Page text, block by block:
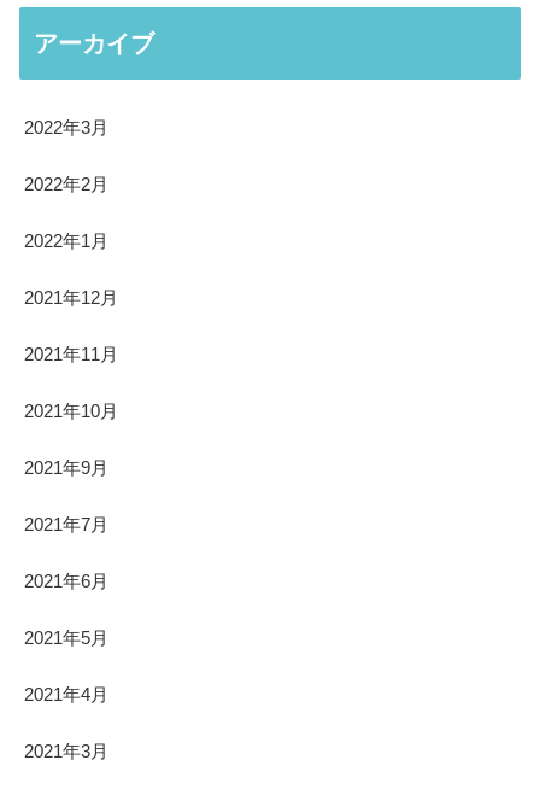
アーカイブ
2022年3月
2022年2月
2022年1月
2021年12月
2021年11月
2021年10月
2021年9月
2021年7月
2021年6月
2021年5月
2021年4月
2021年3月